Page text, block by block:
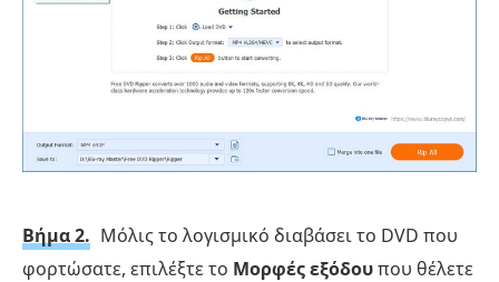
Βήμα 2. Μόλις το λογισμικό διαβάσει το DVD που
φορτώσατε, επιλέξτε το Μορφές εξόδουπου θέλετε